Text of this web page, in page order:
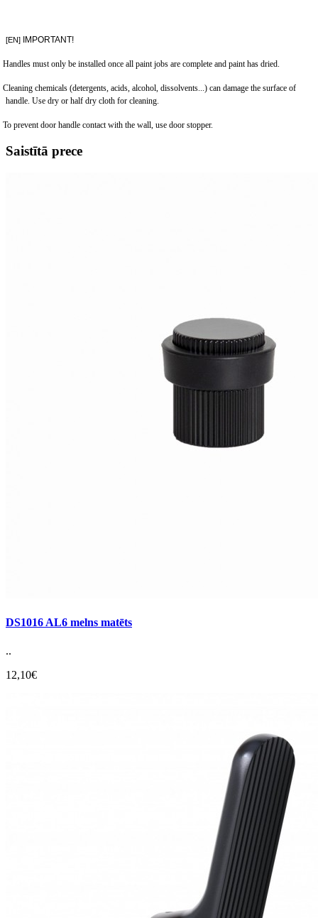
[EN] IMPORTANT!
Handles must only be installed once all paint jobs are complete and paint has dried.
Cleaning chemicals (detergents, acids, alcohol, dissolvents...) can damage the surface of
handle. Use dry or half dry cloth for cleaning.
To prevent door handle contact with the wall, use door stopper.
Saistītā prece
DS1016 AL6 melns matēts
..
12,10€